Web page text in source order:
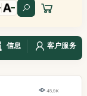
信息 客户服务
45,9K